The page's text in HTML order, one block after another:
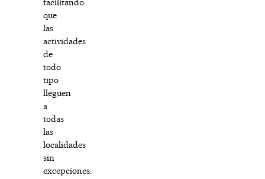
facilitando
que
las
actividades
de
todo
tipo
lleguen
a
todas
las
localidades
sin
excepciones.